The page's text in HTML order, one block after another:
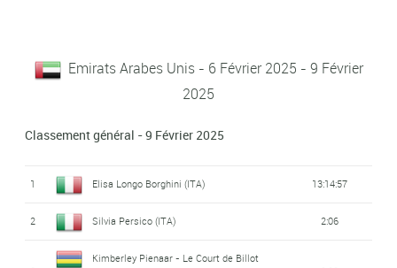
Emirats Arabes Unis - 6 Février 2025 - 9 Février
2025
Classement général - 9 Février 2025
1 Elisa Longo Borghini (ITA) 13:14:57
2 Silvia Persico (ITA) 2:06
Kimberley Pienaar - Le Court de Billot